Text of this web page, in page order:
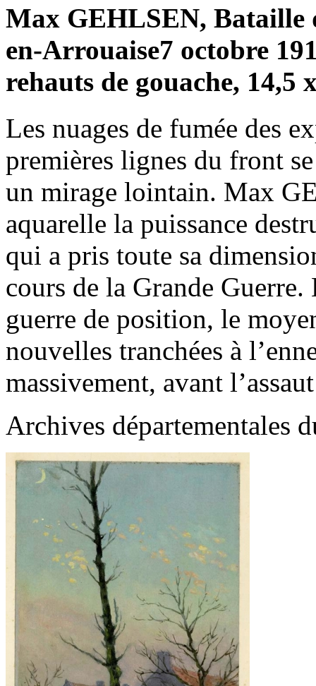
Max GEHLSEN, Bataille
en-Arrouaise7 octobre
rehauts de gouache, 14,5
Les nuages de fumée des
premières lignes du front
un mirage lointain. Max
aquarelle la puissance
qui a pris toute sa
cours de la Grande
guerre de position, le
nouvelles tranchées à
massivement, avant
Archives départementales